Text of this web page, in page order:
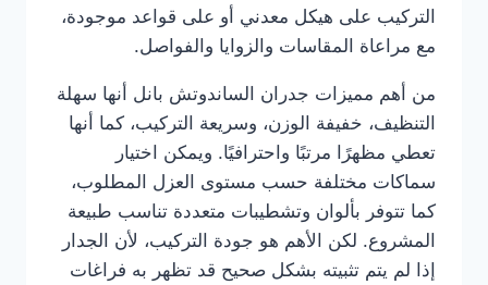
التركيب على هيكل معدني أو على قواعد موجودة،
مع مراعاة المقاسات والزوايا والفواصل.
من أهم مميزات جدران الساندوتش بانل أنها سهلة
التنظيف، خفيفة الوزن، وسريعة التركيب، كما أنها
تعطي مظهرًا مرتبًا واحترافيًا. ويمكن اختيار
سماكات مختلفة حسب مستوى العزل المطلوب،
كما تتوفر بألوان وتشطيبات متعددة تناسب طبيعة
المشروع. لكن الأهم هو جودة التركيب، لأن الجدار
إذا لم يتم تثبيته بشكل صحيح قد تظهر به فراغات